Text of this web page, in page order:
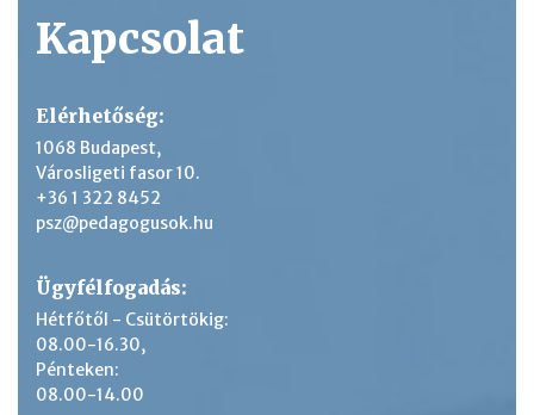
Kapcsolat
Elérhetőség:
1068 Budapest,
Városligeti fasor 10.
+36 1 322 8452
psz@pedagogusok.hu
Ügyfélfogadás:
Hétfőtől - Csütörtökig:
08.00-16.30,
Pénteken:
08.00-14.00